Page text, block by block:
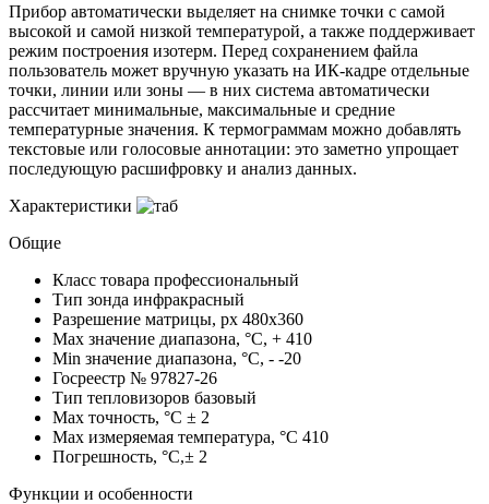
Прибор автоматически выделяет на снимке точки с самой
высокой и самой низкой температурой, а также поддерживает
режим построения изотерм. Перед сохранением файла
пользователь может вручную указать на ИК‑кадре отдельные
точки, линии или зоны — в них система автоматически
рассчитает минимальные, максимальные и средние
температурные значения. К термограммам можно добавлять
текстовые или голосовые аннотации: это заметно упрощает
последующую расшифровку и анализ данных.
Характеристики
Общие
Класс товара профессиональный
Тип зонда инфракрасный
Разрешение матрицы, px 480x360
Max значение диапазона, °C, + 410
Min значение диапазона, °C, - -20
Госреестр № 97827-26
Тип тепловизоров базовый
Max точность, °С ± 2
Max измеряемая температура, °С 410
Погрешность, °C,± 2
Функции и особенности